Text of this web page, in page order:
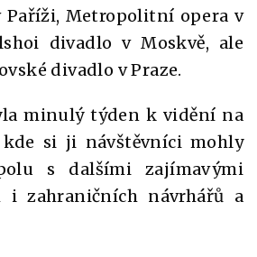
Paříži, Metropolitní opera v
divadlo v Moskvě, ale
divadlo v Praze.
minulý týden k vidění na
kde si ji návštěvníci mohly
s dalšími zajímavými
i zahraničních návrhářů a